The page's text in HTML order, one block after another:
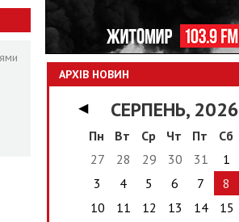
АРХІВ НОВИН
◀ СЕРПЕНЬ, 2026
Пн
Вт Ср Чт Пт Сб
27
28 29 30 31 1
3
4 5 6 7 8
10
11 12 13 14 15